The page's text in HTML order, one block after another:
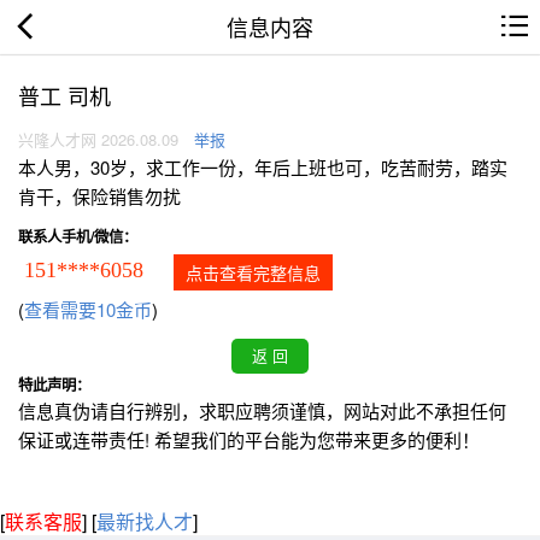
信息内容
普工 司机
兴隆人才网 2026.08.09 举报
本人男，30岁，求工作一份，年后上班也可，吃苦耐劳，踏实
肯干，保险销售勿扰
联系人手机/微信：
151****6058 点击查看完整信息
(查看需要10金币)
特此声明：
信息真伪请自行辨别，求职应聘须谨慎，网站对此不承担任何
保证或连带责任! 希望我们的平台能为您带来更多的便利！
[联系客服] [最新找人才]